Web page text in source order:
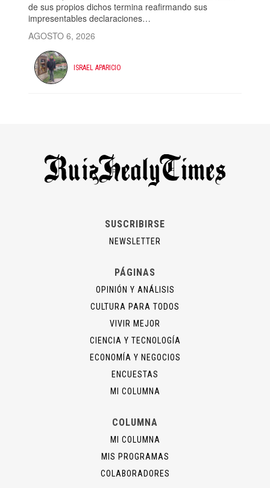
de sus propios dichos termina reafirmando sus
impresentables declaraciones…
AGOSTO 6, 2026
ISRAEL APARICIO
SUSCRIBIRSE
NEWSLETTER
PÁGINAS
OPINIÓN Y ANÁLISIS
CULTURA PARA TODOS
VIVIR MEJOR
CIENCIA Y TECNOLOGÍA
ECONOMÍA Y NEGOCIOS
ENCUESTAS
MI COLUMNA
COLUMNA
MI COLUMNA
MIS PROGRAMAS
COLABORADORES